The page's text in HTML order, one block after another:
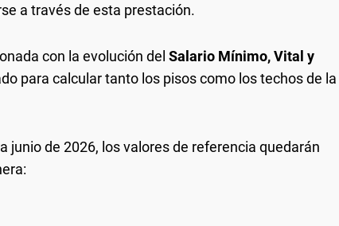
a través de esta prestación.
con la evolución del Salario Mínimo, Vital y
para calcular tanto los pisos como los techos de la
junio de 2026, los valores de referencia quedarán